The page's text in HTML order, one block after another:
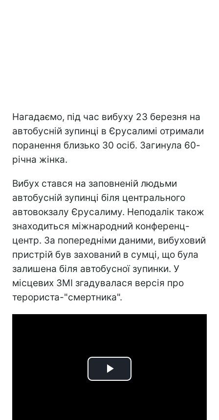
Нагадаємо, під час вибуху 23 березня на
автобусній зупинці в Єрусалимі отримали
поранення близько 30 осіб. Загинула 60-
річна жінка.
Вибух стався на заповненій людьми
автобусній зупинці біля центрального
автовокзалу Єрусалиму. Неподалік також
знаходиться міжнародний конференц-
центр. За попередніми даними, вибуховий
пристрій був захований в сумці, що була
залишена біля автобусної зупинки. У
місцевих ЗМІ згадувалася версія про
терориста-"смертника".
Play